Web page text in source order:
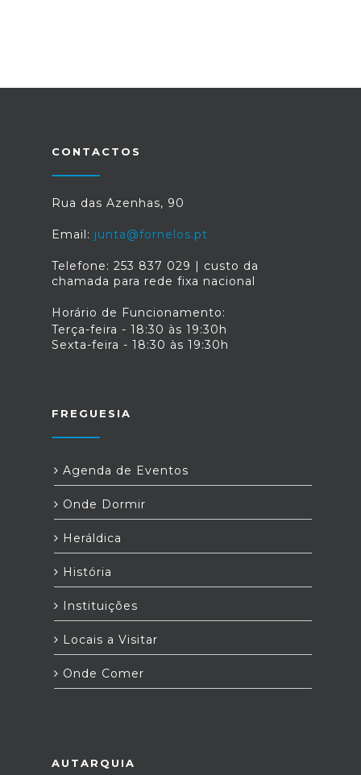
CONTACTOS
Rua das Azenhas, 90
Email: junta@fornelos.pt
Telefone: 253 837 029 | custo da
chamada para rede fixa nacional
Horário de Funcionamento:
Terça-feira - 18:30 às 19:30h
Sexta-feira - 18:30 às 19:30h
FREGUESIA
Agenda de Eventos
Onde Dormir
Heráldica
História
Instituições
Locais a Visitar
Onde Comer
AUTARQUIA